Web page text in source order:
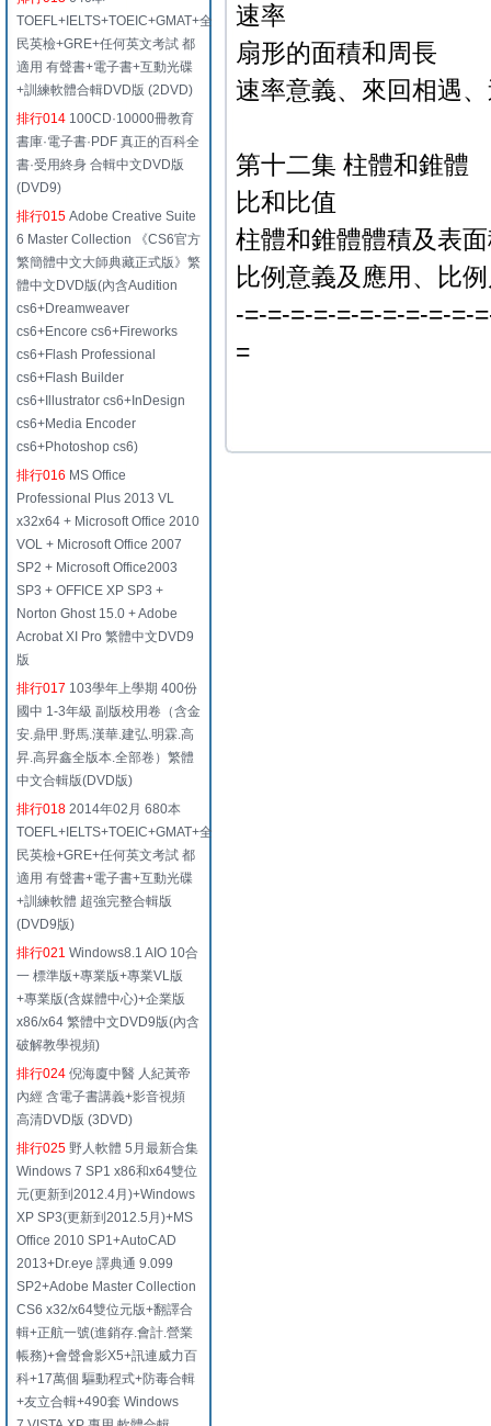
TOEFL+IELTS+TOEIC+GMAT+全
民英檢+GRE+任何英文考試 都
適用 有聲書+電子書+互動光碟
+訓練軟體合輯DVD版 (2DVD)
排行014 100CD·10000冊教育
書庫·電子書·PDF 真正的百科全
書·受用終身 合輯中文DVD版
(DVD9)
排行015 Adobe Creative Suite
6 Master Collection 《CS6官方
繁簡體中文大師典藏正式版》繁
體中文DVD版(內含Audition
cs6+Dreamweaver
cs6+Encore cs6+Fireworks
cs6+Flash Professional
cs6+Flash Builder
cs6+Illustrator cs6+InDesign
cs6+Media Encoder
cs6+Photoshop cs6)
排行016 MS Office
Professional Plus 2013 VL
x32x64 + Microsoft Office 2010
VOL + Microsoft Office 2007
SP2 + Microsoft Office2003
SP3 + OFFICE XP SP3 +
Norton Ghost 15.0 + Adobe
Acrobat XI Pro 繁體中文DVD9
版
排行017 103學年上學期 400份
國中 1-3年級 副版校用卷（含金
安.鼎甲.野馬.漢華.建弘.明霖.高
昇.高昇鑫全版本.全部卷）繁體
中文合輯版(DVD版)
排行018 2014年02月 680本
TOEFL+IELTS+TOEIC+GMAT+全
民英檢+GRE+任何英文考試 都
適用 有聲書+電子書+互動光碟
+訓練軟體 超強完整合輯版
(DVD9版)
排行021 Windows8.1 AIO 10合
一 標準版+專業版+專業VL版
+專業版(含媒體中心)+企業版
x86/x64 繁體中文DVD9版(內含
破解教學視頻)
排行024 倪海廈中醫 人紀黃帝
內經 含電子書講義+影音視頻
高清DVD版 (3DVD)
排行025 野人軟體 5月最新合集
Windows 7 SP1 x86和x64雙位
元(更新到2012.4月)+Windows
XP SP3(更新到2012.5月)+MS
Office 2010 SP1+AutoCAD
2013+Dr.eye 譯典通 9.099
SP2+Adobe Master Collection
CS6 x32/x64雙位元版+翻譯合
輯+正航一號(進銷存.會計.營業
帳務)+會聲會影X5+訊連威力百
科+17萬個 驅動程式+防毒合輯
+友立合輯+490套 Windows
速率
扇形的面積和周長
速率意義、來回相遇
第十二集 柱體和錐體
比和比值
柱體和錐體體積及表
比例意義及應用、比
-=-=-=-=-=-=-=-=-=-=-
=